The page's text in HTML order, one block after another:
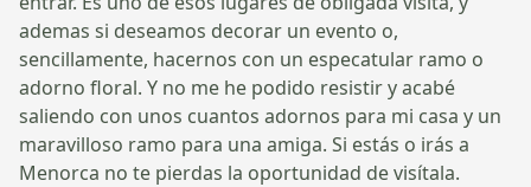
ademas si deseamos decorar un evento o,
sencillamente, hacernos con un especatular ramo o
adorno floral. Y no me he podido resistir y acabé
saliendo con unos cuantos adornos para mi casa y un
maravilloso ramo para una amiga. Si estás o irás a
Menorca no te pierdas la oportunidad de visítala.